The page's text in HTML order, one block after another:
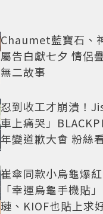
Chaumet藍寶石、
屬告白獻七夕 情侶
無二故事
忍到收工才崩潰！
車上痛哭」
年變道歉大會 粉絲
崔傘同款小烏龜爆
「幸運烏龜手機貼
璉、KIOF也貼上求